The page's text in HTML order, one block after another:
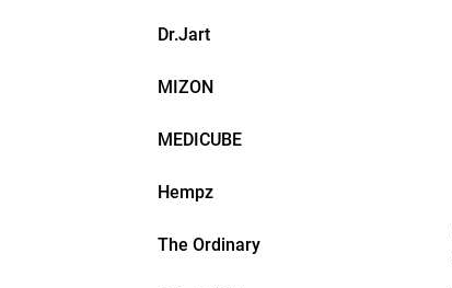
Dr.Jart
MIZON
MEDICUBE
Hempz
The Ordinary